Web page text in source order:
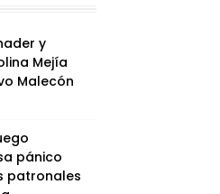
y
Mejía
Malecón
pánico
patronales